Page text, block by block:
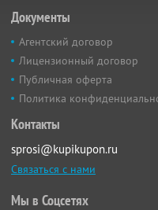
Документы
Агентский договор
Лицензионный договор
Публичная оферта
Политика
Контакты
sprosi@kupikupon.ru
Связаться с нами
Мы в Соцсетях